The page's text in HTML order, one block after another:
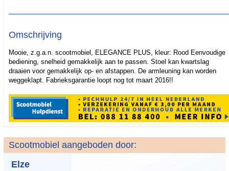
Omschrijving
Mooie, z.g.a.n. scootmobiel, ELEGANCE PLUS, kleur: Rood Eenvoudige
bediening, snelheid gemakkelijk aan te passen. Stoel kan kwartslag
draaien voor gemakkelijk op- en afstappen. De armleuning kan worden
weggeklapt. Fabrieksgarantie loopt nog tot maart 2016!!
Scootmobiel aangeboden door:
Elze